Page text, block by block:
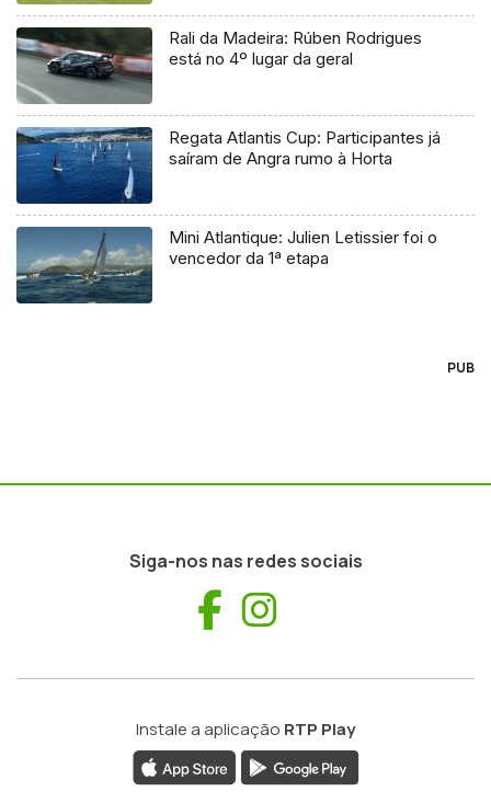
Rali da Madeira: Rúben Rodrigues
está no 4º lugar da geral
Regata Atlantis Cup: Participantes já
saíram de Angra rumo à Horta
Mini Atlantique: Julien Letissier foi o
vencedor da 1ª etapa
PUB
Siga-nos nas redes sociais
Facebook
Instale a aplicação RTP Play